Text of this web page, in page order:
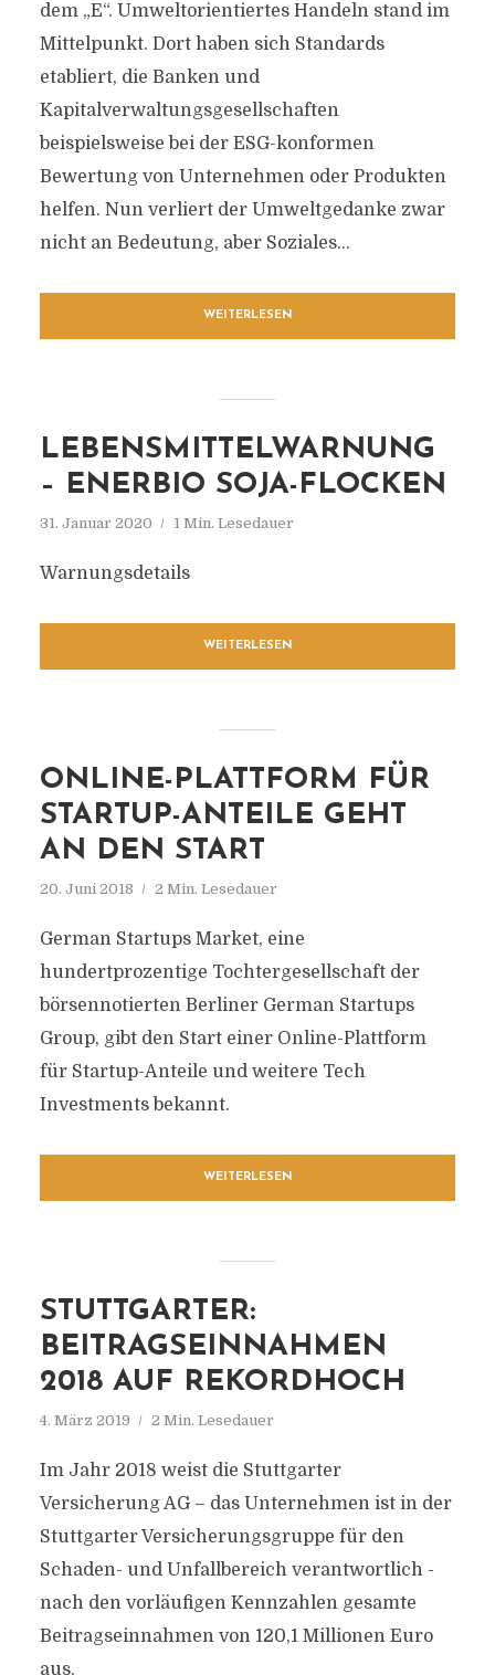
dem „E“. Umweltorientiertes Handeln stand im
Mittelpunkt. Dort haben sich Standards
etabliert, die Banken und
Kapitalverwaltungsgesellschaften
beispielsweise bei der ESG-konformen
Bewertung von Unternehmen oder Produkten
helfen. Nun verliert der Umweltgedanke zwar
nicht an Bedeutung, aber Soziales...
WEITERLESEN
LEBENSMITTELWARNUNG
– ENERBIO SOJA-FLOCKEN
31. Januar 2020 1 Min. Lesedauer
Warnungsdetails
WEITERLESEN
ONLINE-PLATTFORM FÜR
STARTUP-ANTEILE GEHT
AN DEN START
20. Juni 2018 2 Min. Lesedauer
German Startups Market, eine
hundertprozentige Tochtergesellschaft der
börsennotierten Berliner German Startups
Group, gibt den Start einer Online-Plattform
für Startup-Anteile und weitere Tech
Investments bekannt.
WEITERLESEN
STUTTGARTER:
BEITRAGSEINNAHMEN
2018 AUF REKORDHOCH
4. März 2019 2 Min. Lesedauer
Im Jahr 2018 weist die Stuttgarter
Versicherung AG – das Unternehmen ist in der
Stuttgarter Versicherungsgruppe für den
Schaden- und Unfallbereich verantwortlich -
nach den vorläufigen Kennzahlen gesamte
Beitragseinnahmen von 120,1 Millionen Euro
aus.